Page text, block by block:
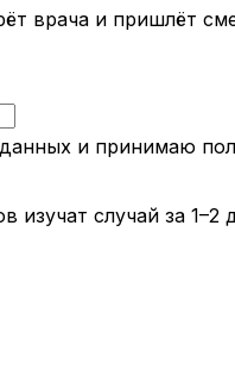
врача и пришлёт
данных и принимаю
случай за 1–2